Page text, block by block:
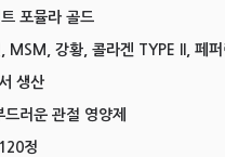
포뮬라 골드
MSM, 강황, 콜라겐 TYPE II, 페퍼
생산
러운 관절 영양제
정